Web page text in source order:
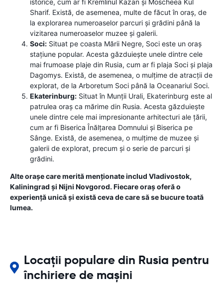
istorice, cum ar fi Kremlinul Kazan și Moscheea Kul
Sharif. Există, de asemenea, multe de făcut în oraș, de
la explorarea numeroaselor parcuri și grădini până la
vizitarea numeroaselor muzee și galerii.
Soci: Situat pe coasta Mării Negre, Soci este un oraș
stațiune popular. Acesta găzduiește unele dintre cele
mai frumoase plaje din Rusia, cum ar fi plaja Soci și plaja
Dagomys. Există, de asemenea, o mulțime de atracții de
explorat, de la Arboretum Soci până la Oceanariul Soci.
Ekaterinburg: Situat în Munții Urali, Ekaterinburg este al
patrulea oraș ca mărime din Rusia. Acesta găzduiește
unele dintre cele mai impresionante arhitecturi ale țării,
cum ar fi Biserica Înălțarea Domnului și Biserica pe
Sânge. Există, de asemenea, o mulțime de muzee și
galerii de explorat, precum și o serie de parcuri și
grădini.
Alte orașe care merită menționate includ Vladivostok,
Kaliningrad și Nijni Novgorod. Fiecare oraș oferă o
experiență unică și există ceva de care să se bucure toată
lumea.
Locații populare din Rusia pentru
închiriere de mașini